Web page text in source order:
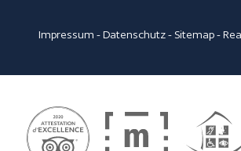
Impressum -Datenschutz- Sitemap-